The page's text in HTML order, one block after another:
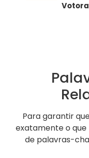
Para garantir
exatamente o
de palavras-